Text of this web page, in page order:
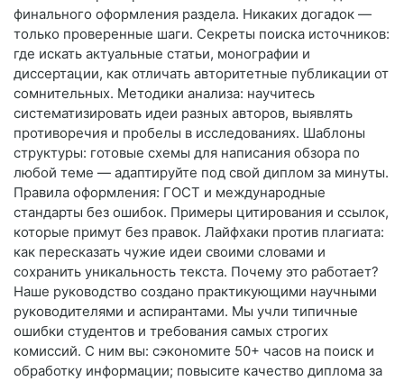
финального оформления раздела. Никаких догадок —
только проверенные шаги. Секреты поиска источников:
где искать актуальные статьи, монографии и
диссертации, как отличать авторитетные публикации от
сомнительных. Методики анализа: научитесь
систематизировать идеи разных авторов, выявлять
противоречия и пробелы в исследованиях. Шаблоны
структуры: готовые схемы для написания обзора по
любой теме — адаптируйте под свой диплом за минуты.
Правила оформления: ГОСТ и международные
стандарты без ошибок. Примеры цитирования и ссылок,
которые примут без правок. Лайфхаки против плагиата:
как пересказать чужие идеи своими словами и
сохранить уникальность текста. Почему это работает?
Наше руководство создано практикующими научными
руководителями и аспирантами. Мы учли типичные
ошибки студентов и требования самых строгих
комиссий. С ним вы: сэкономите 50+ часов на поиск и
обработку информации; повысите качество диплома за